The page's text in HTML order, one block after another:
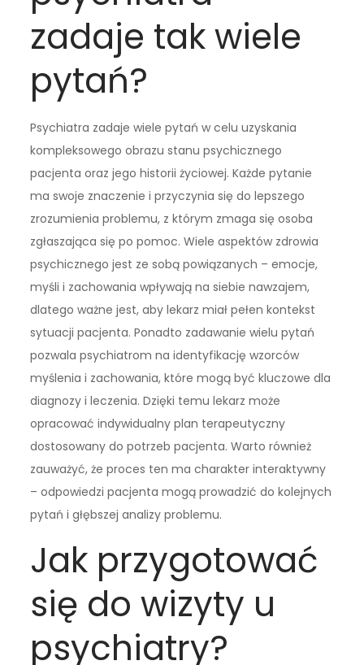
zadaje tak wiele
pytań?
Psychiatra zadaje wiele pytań w celu uzyskania
kompleksowego obrazu stanu psychicznego
pacjenta oraz jego historii życiowej. Każde pytanie
ma swoje znaczenie i przyczynia się do lepszego
zrozumienia problemu, z którym zmaga się osoba
zgłaszająca się po pomoc. Wiele aspektów zdrowia
psychicznego jest ze sobą powiązanych – emocje,
myśli i zachowania wpływają na siebie nawzajem,
dlatego ważne jest, aby lekarz miał pełen kontekst
sytuacji pacjenta. Ponadto zadawanie wielu pytań
pozwala psychiatrom na identyfikację wzorców
myślenia i zachowania, które mogą być kluczowe dla
diagnozy i leczenia. Dzięki temu lekarz może
opracować indywidualny plan terapeutyczny
dostosowany do potrzeb pacjenta. Warto również
zauważyć, że proces ten ma charakter interaktywny
– odpowiedzi pacjenta mogą prowadzić do kolejnych
pytań i głębszej analizy problemu.
Jak przygotować
się do wizyty u
psychiatry?